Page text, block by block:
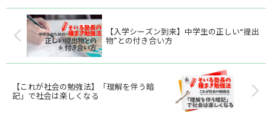
した。書いた記憶が無いのでもし
かしたら下書きのまま眠っていた
記事かもしれません。決してサボ
っているわけではあり...
【入学シーズン到来】中学生の正しい“提出
物”との付き合い方
【これが社会の勉強法】「理解を伴う暗
記」で社会は楽しくなる